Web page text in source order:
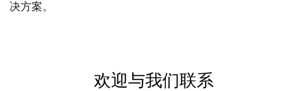
决方案。
欢迎与我们联系